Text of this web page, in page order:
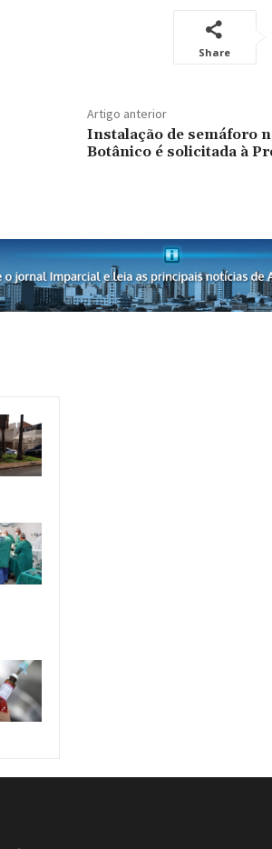
Share
Artigo anterior
Instalação de semáforo
Botânico é solicitada à